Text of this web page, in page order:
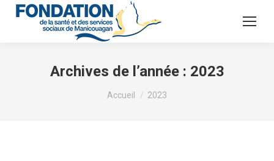
Archives de l’année : 2023
Vous êtes ici :
Accueil 2023